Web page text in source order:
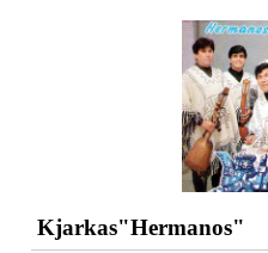
Kjarkas"Hermanos"